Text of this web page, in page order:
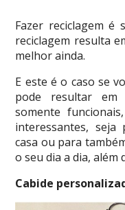
Fazer reciclagem é
reciclagem resulta
melhor ainda.
E este é o caso se
pode resultar em
somente
interessantes,
casa ou para
o seu dia a dia, além
Cabide